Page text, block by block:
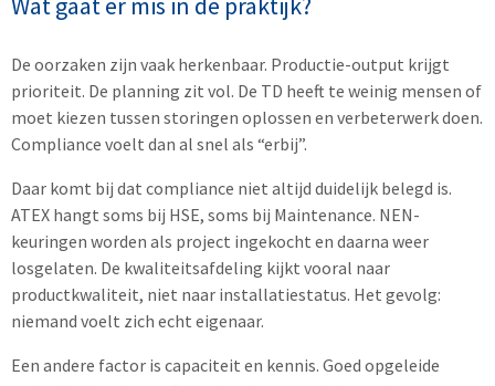
De oorzaken zijn vaak herkenbaar. Productie-output krijgt
prioriteit. De planning zit vol. De TD heeft te weinig mensen of
moet kiezen tussen storingen oplossen en verbeterwerk doen.
Compliance voelt dan al snel als “erbij”.
Daar komt bij dat compliance niet altijd duidelijk belegd is.
ATEX hangt soms bij HSE, soms bij Maintenance. NEN-
keuringen worden als project ingekocht en daarna weer
losgelaten. De kwaliteitsafdeling kijkt vooral naar
productkwaliteit, niet naar installatiestatus. Het gevolg:
niemand voelt zich echt eigenaar.
Een andere factor is capaciteit en kennis. Goed opgeleide